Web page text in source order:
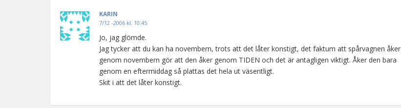
KARIN
7/12 -2006 kl. 10:45
Jo, jag glömde.
Jag tycker att du kan ha novembern, trots att det låter konstigt, det faktum att spårvagnen åker
genom novembern gör att den åker genom TIDEN och det är antagligen viktigt. Åker den bara
genom en eftermiddag så plattas det hela ut väsentligt.
Skit i att det låter konstigt.